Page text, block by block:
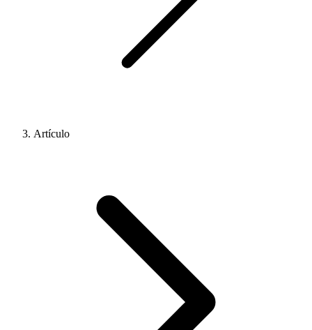
Artículo